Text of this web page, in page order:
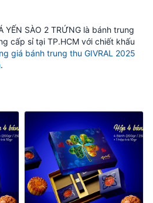
YẾN SÀO 2 TRỨNG là bánh trung
cấp sỉ tại TP.HCM với chiết khấu
giá bánh trung thu GIVRAL 2025
.